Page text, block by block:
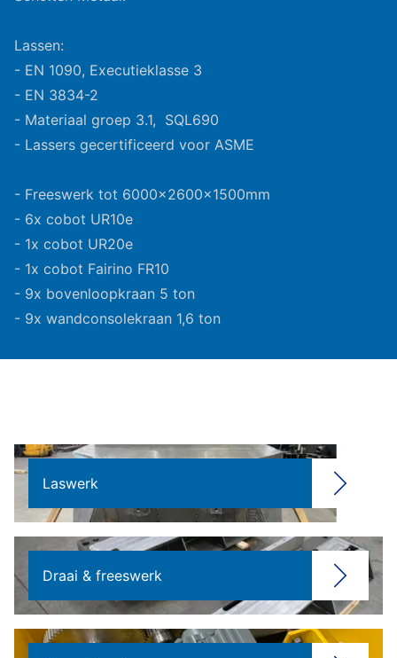
Lassen:
- EN 1090, Executieklasse 3
- EN 3834-2
- Materiaal groep 3.1, SQL690
- Lassers gecertificeerd voor ASME
- Freeswerk tot 6000x2600x1500mm
- 6x cobot UR10e
- 1x cobot UR20e
- 1x cobot Fairino FR10
- 9x bovenloopkraan 5 ton
- 9x wandconsolekraan 1,6 ton
Laswerk
Draai & freeswerk